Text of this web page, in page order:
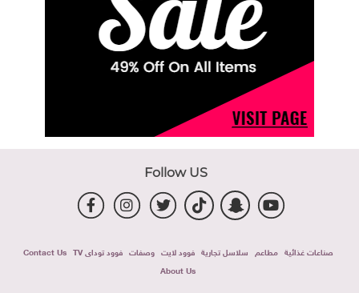
Follow US
صناعات غذائية مطاعم سلاسل تجارية فوود لايت وصفات فوود توداى TV
Contact Us
About Us